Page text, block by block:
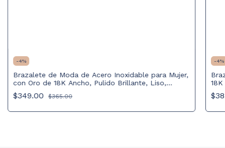
-4%
Brazalete de Moda de Acero Inoxidable para Mujer,
con Oro de 18K Ancho, Pulido Brillante, Liso,
Elegante
$349.00 $365.00
-4%